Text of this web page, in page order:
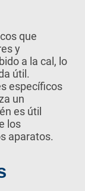
que
y
a la cal, lo
útil.
específicos
un
es útil
los
aparatos.